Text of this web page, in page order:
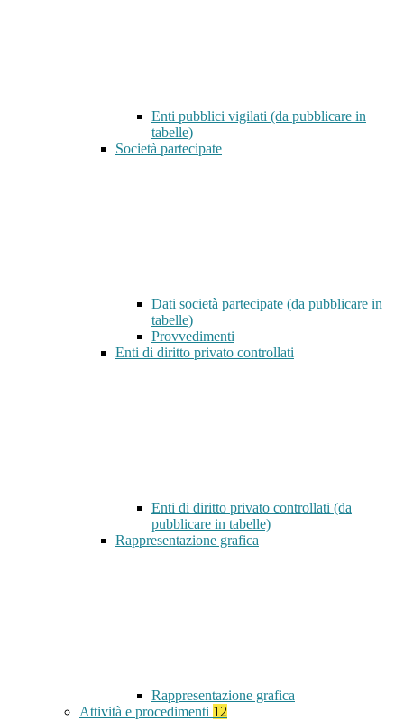
Enti pubblici vigilati (da pubblicare in
tabelle)
Società partecipate
Dati società partecipate (da pubblicare in
tabelle)
Provvedimenti
Enti di diritto privato controllati
Enti di diritto privato controllati (da
pubblicare in tabelle)
Rappresentazione grafica
Rappresentazione grafica
Attività e procedimenti 12